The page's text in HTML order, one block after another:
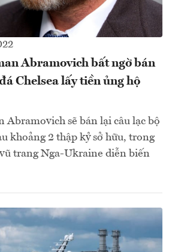
Abramovich bất ngờ bán
Chelsea lấy tiền ủng hộ
Abramovich sẽ bán lại câu lạc bộ
khoảng 2 thập kỷ sở hữu, trong
trang Nga-Ukraine diễn biến